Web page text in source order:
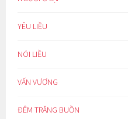
YÊU LIỀU
NÓI LIỀU
VẤN VƯƠNG
ĐÊM TRĂNG BUỒN